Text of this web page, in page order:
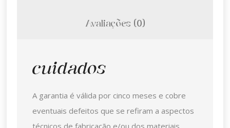
Avaliações (0)
cuidados
A garantia é válida por cinco meses e cobre
eventuais defeitos que se refiram a aspectos